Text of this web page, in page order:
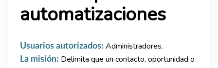
automatizaciones
Usuarios autorizados: Administradores.
La misión: Delimita que un contacto, oportunidad o